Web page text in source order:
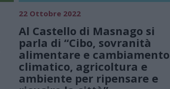
22 Ottobre 2022
Al Castello di Masnago si
parla di “Cibo, sovranità
alimentare e cambiamento
climatico, agricoltura e
ambiente per ripensare e